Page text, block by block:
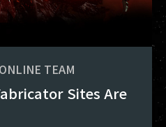
TEAM
Sites Are